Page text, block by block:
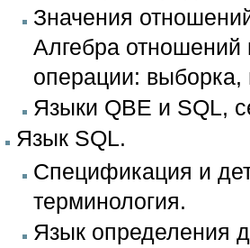
Значения
Алгебра
операции: выборка,
Языки QBE и SQL,
Язык SQL.
Спецификация и
терминология.
Язык определения